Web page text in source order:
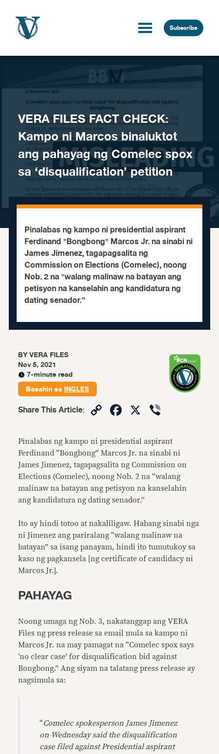
Subscribe
VERA FILES FACT CHECK:
Kampo ni Marcos binaluktot
ang pahayag ng Comelec spox
sa ‘disqualification’ petition
Pinalabas ng kampo ni presidential aspirant
Ferdinand "Bongbong" Marcos Jr. na sinabi ni
James Jimenez, tagapagsalita ng
Commission on Elections (Comelec), noong
Nob. 2 na "walang malinaw na batayan ang
petisyon na kanselahin ang kandidatura ng
dating senador.”
BYVERA FILES
Nov 5, 2021
7-minute read
Basahin saINGLES
Share This Article: CopyFacebook
X
Pinalabas ng kampo ni presidential aspirant
Ferdinand “Bongbong” Marcos Jr. na sinabi ni
James Jimenez, tagapagsalita ng Commission on
Elections (Comelec), noong Nob. 2 na “walang
malinaw na batayan ang petisyon na kanselahin
ang kandidatura ng dating senador.”
Ito ay hindi totoo at nakaliligaw. Habang sinabi nga
ni Jimenez ang pariralang “walang malinaw na
batayan” sa isang panayam, hindi ito tumutukoy sa
kaso ng pagkansela [ng certificate of candidacy ni
Marcos Jr.].
PAHAYAG
Noong umaga ng Nob. 3, nakatanggap ang VERA
Files ng press release sa email mula sa kampo ni
Marcos Jr. na may pamagat na “Comelec spox says
‘no clear case’ for disqualification bid against
Bongbong.” Ang siyam na talatang press release ay
nagsimula sa:
“Comelec spokesperson James Jimenez
on Wednesday said the disqualification
case filed against Presidential aspirant